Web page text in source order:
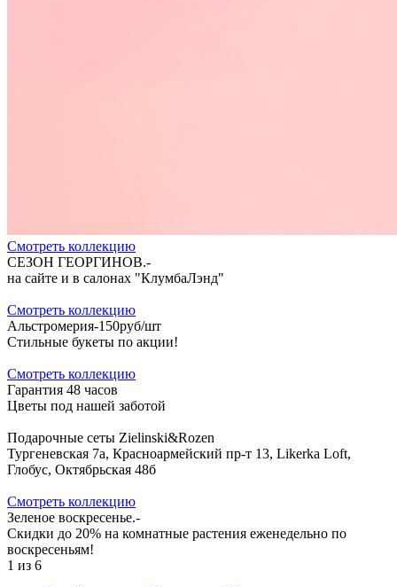
Cмотреть коллекцию
СЕЗОН ГЕОРГИНОВ.-
на сайте и в салонах "КлумбаЛэнд"
Cмотреть коллекцию
Альстромерия-150руб/шт
Стильные букеты по акции!
Cмотреть коллекцию
Гарантия 48 часов
Цветы под нашей заботой
Подарочные сеты Zielinski&Rozen
Тургеневская 7а, Красноармейский пр-т 13, Likerka Loft,
Глобус, Октябрьская 48б
Cмотреть коллекцию
Зеленое воскресенье.-
Скидки до 20% на комнатные растения еженедельно по
воскресеньям!
1 из 6